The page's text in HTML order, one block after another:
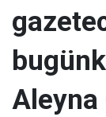
Aleyna